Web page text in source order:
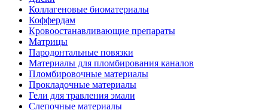
Коллагеновые биоматериалы
Коффердам
Кровоостанавливающие препараты
Матрицы
Пародонтальные повязки
Материалы для пломбирования каналов
Пломбировочные материалы
Прокладочные материалы
Гели для травления эмали
Слепочные материалы